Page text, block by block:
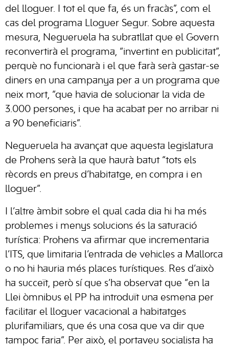
del lloguer. I tot el que fa, és un fracàs”, com el
cas del programa Lloguer Segur. Sobre aquesta
mesura, Negueruela ha subratllat que el Govern
reconvertirà el programa, “invertint en publicitat”,
perquè no funcionarà i el que farà serà gastar-se
diners en una campanya per a un programa que
neix mort, “que havia de solucionar la vida de
3.000 persones, i que ha acabat per no arribar ni
a 90 beneficiaris”.
Negueruela ha avançat que aquesta legislatura
de Prohens serà la que haurà batut “tots els
rècords en preus d’habitatge, en compra i en
lloguer”.
I l’altre àmbit sobre el qual cada dia hi ha més
problemes i menys solucions és la saturació
turística: Prohens va afirmar que incrementaria
l’ITS, que limitaria l’entrada de vehicles a Mallorca
o no hi hauria més places turístiques. Res d’això
ha succeït, però sí que s’ha observat que “en la
Llei òmnibus el PP ha introduït una esmena per
facilitar el lloguer vacacional a habitatges
plurifamiliars, que és una cosa que va dir que
tampoc faria”. Per això, el portaveu socialista ha